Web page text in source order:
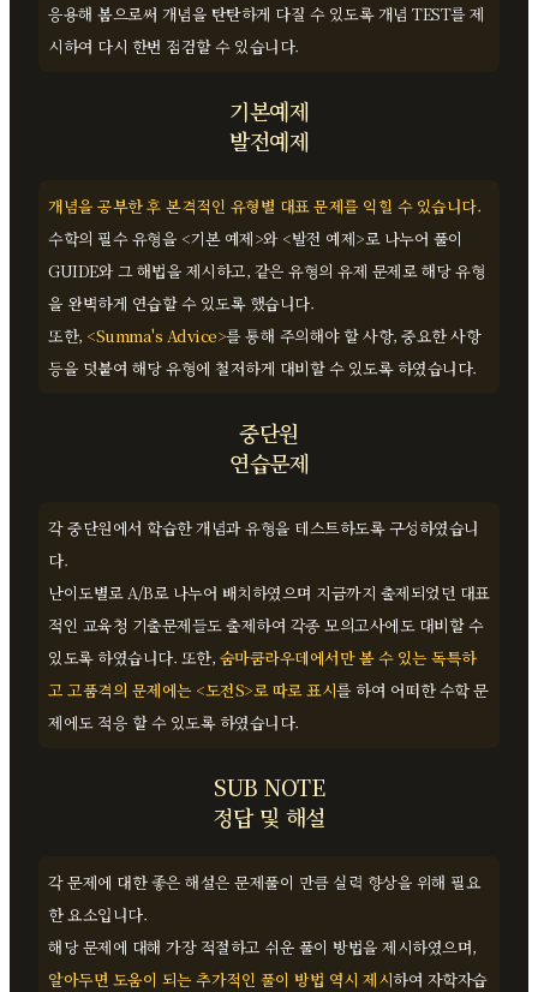
응용해 봄으로써 개념을 탄탄하게 다질 수 있도록 개념 TEST를 제
시하여 다시 한번 점검할 수 있습니다.
기본예제
발전예제
개념을 공부한 후 본격적인 유형별 대표 문제를 익힐 수 있습니다.
수학의 필수 유형을 <기본 예제>와 <발전 예제>로 나누어 풀이
GUIDE와 그 해법을 제시하고, 같은 유형의 유제 문제로 해당 유형
을 완벽하게 연습할 수 있도록 했습니다.
또한, <Summa's Advice>를 통해 주의해야 할 사항, 중요한 사항
등을 덧붙여 해당 유형에 철저하게 대비할 수 있도록 하였습니다.
중단원
연습문제
각 중단원에서 학습한 개념과 유형을 테스트하도록 구성하였습니
다.
난이도별로 A/B로 나누어 배치하였으며 지금까지 출제되었던 대표
적인 교육청 기출문제들도 출제하여 각종 모의고사에도 대비할 수
있도록 하였습니다. 또한, 숨마쿰라우데에서만 볼 수 있는 독특하
고 고품격의 문제에는 <도전S>로 따로 표시를 하여 어떠한 수학 문
제에도 적응 할 수 있도록 하였습니다.
SUB NOTE
정답 및 해설
각 문제에 대한 좋은 해설은 문제풀이 만큼 실력 향상을 위해 필요
한 요소입니다.
해당 문제에 대해 가장 적절하고 쉬운 풀이 방법을 제시하였으며,
알아두면 도움이 되는 추가적인 풀이 방법 역시 제시하여 자학자습